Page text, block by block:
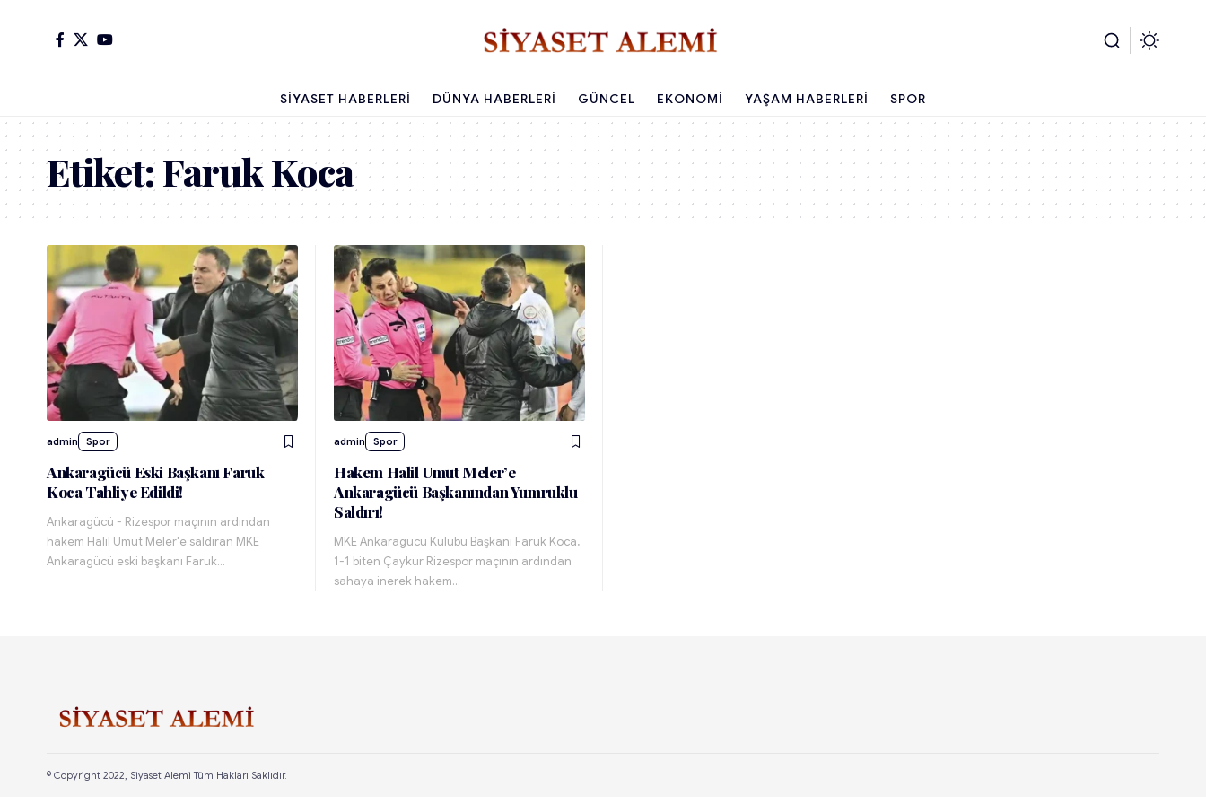
SIYASET HABERLERI DÜNYA HABERLERI GÜNCEL EKONOMI YAŞAM HABERLERI SPOR
Etiket:Faruk Koca
admin Spor
Ankaragücü Eski Başkanı Faruk
Koca Tahliye Edildi!
Ankaragücü - Rizespor maçının ardından
hakem Halil Umut Meler'e saldıran MKE
Ankaragücü eski başkanı Faruk…
admin Spor
Hakem Halil Umut Meler’e
Ankaragücü Başkanından Yumruklu
Saldırı!
MKE Ankaragücü Kulübü Başkanı Faruk Koca,
1-1 biten Çaykur Rizespor maçının ardından
sahaya inerek hakem…
© Copyright 2022, Siyaset Alemi Tüm Hakları Saklıdır.